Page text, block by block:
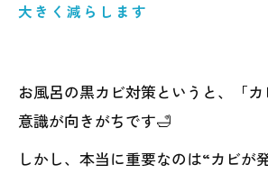
大きく減らします
お風呂の黒カビ対策というと、「
意識が向きがちです🛁
しかし、本当に重要なのは“カビが